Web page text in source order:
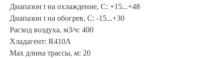
Диапазон t на охлаждение, С: +15...+48
Диапазон t на обогрев, С: -15...+30
Расход воздуха, м3/ч: 400
Хладагент: R410A
Max длина трассы, м: 20